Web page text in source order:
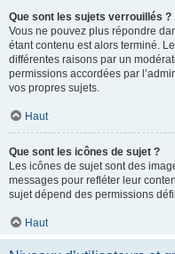
Que sont les sujets verrouillés ?
Vous ne pouvez plus répondre
étant contenu est alors terminé.
différentes raisons par un
permissions accordées par
vos propres sujets.
Haut
Que sont les icônes de sujet ?
Les icônes de sujet sont des
messages pour refléter leur
sujet dépend des permissions
Haut